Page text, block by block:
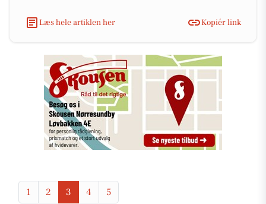
Læs hele artiklen her Kopiér link
1 2 3 4 5